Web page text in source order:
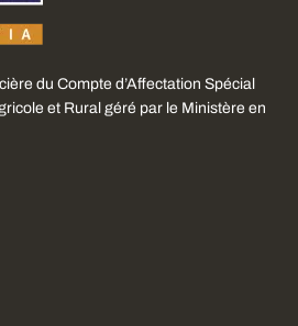
du Compte d’Affectation Spécial
et Rural géré par le Ministère en